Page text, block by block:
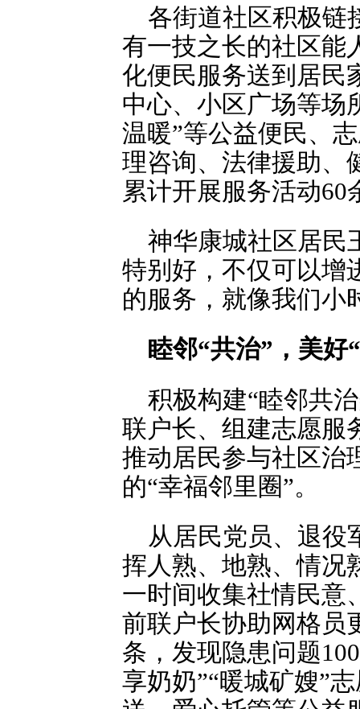
各街道社区积极链
有一技之长的社区能
化便民服务送到居民
中心、小区广场等场
温暖”等公益便民、
理咨询、法律援助、
累计开展服务活动60
神华康城社区居民
特别好，不仅可以增
的服务，就像我们小
睦邻“共治”，美好
积极构建“睦邻共
联户长、组建志愿服
推动居民参与社区治
的“幸福邻里圈”。
从居民党员、退役
挥人熟、地熟、情况
一时间收集社情民意
前联户长协助网格员
条，发现隐患问题
享奶奶”“暖城矿嫂”